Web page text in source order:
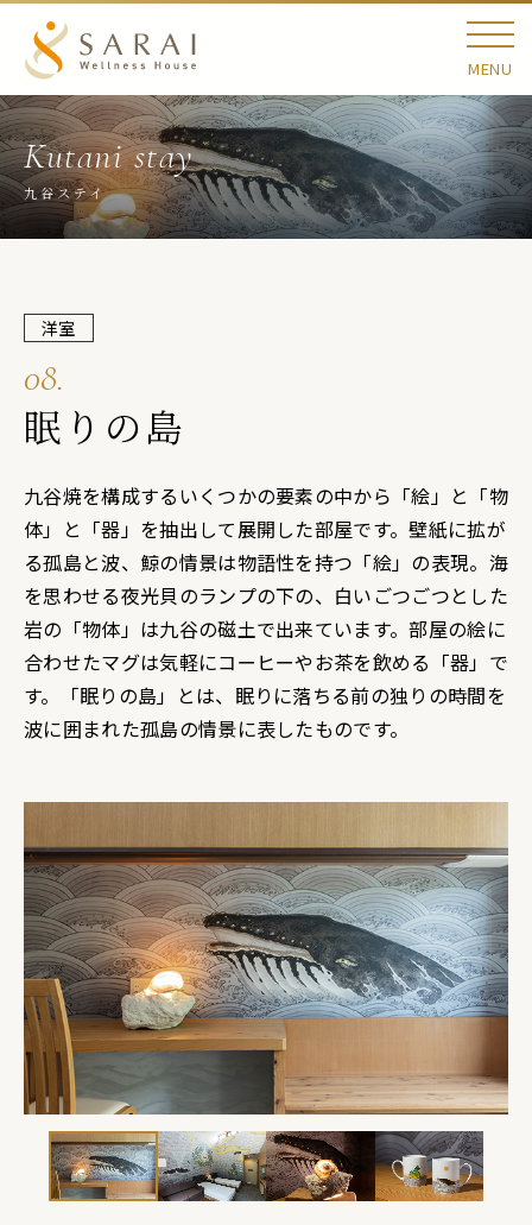
MENU
九谷ステイ
洋室
08.
眠りの島
九谷焼を構成するいくつかの要素の中から「絵」と「物
体」と「器」を抽出して展開した部屋です。壁紙に拡が
る孤島と波、鯨の情景は物語性を持つ「絵」の表現。海
を思わせる夜光貝のランプの下の、白いごつごつとした
岩の「物体」は九谷の磁土で出来ています。部屋の絵に
合わせたマグは気軽にコーヒーやお茶を飲める「器」で
す。「眠りの島」とは、眠りに落ちる前の独りの時間を
波に囲まれた孤島の情景に表したものです。